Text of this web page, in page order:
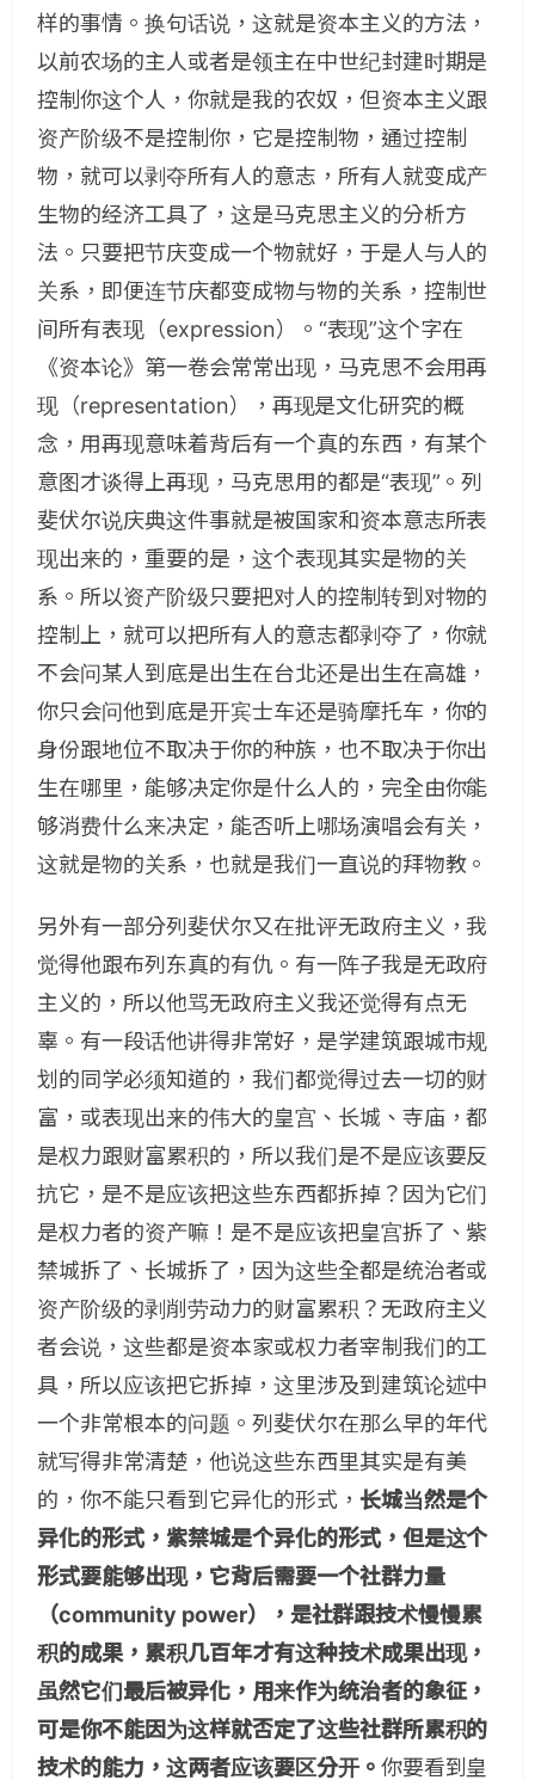
样的事情。换句话说，这就是资本主义的方法，
以前农场的主人或者是领主在中世纪封建时期是
控制你这个人，你就是我的农奴，但资本主义跟
资产阶级不是控制你，它是控制物，通过控制
物，就可以剥夺所有人的意志，所有人就变成产
生物的经济工具了，这是马克思主义的分析方
法。只要把节庆变成一个物就好，于是人与人的
关系，即便连节庆都变成物与物的关系，控制世
间所有表现（expression）。“表现”这个字在
《资本论》第一卷会常常出现，马克思不会用再
现（representation），再现是文化研究的概
念，用再现意味着背后有一个真的东西，有某个
意图才谈得上再现，马克思用的都是“表现”。列
斐伏尔说庆典这件事就是被国家和资本意志所表
现出来的，重要的是，这个表现其实是物的关
系。所以资产阶级只要把对人的控制转到对物的
控制上，就可以把所有人的意志都剥夺了，你就
不会问某人到底是出生在台北还是出生在高雄，
你只会问他到底是开宾士车还是骑摩托车，你的
身份跟地位不取决于你的种族，也不取决于你出
生在哪里，能够决定你是什么人的，完全由你能
够消费什么来决定，能否听上哪场演唱会有关，
这就是物的关系，也就是我们一直说的拜物教。
另外有一部分列斐伏尔又在批评无政府主义，我
觉得他跟布列东真的有仇。有一阵子我是无政府
主义的，所以他骂无政府主义我还觉得有点无
辜。有一段话他讲得非常好，是学建筑跟城市规
划的同学必须知道的，我们都觉得过去一切的财
富，或表现出来的伟大的皇宫、长城、寺庙，都
是权力跟财富累积的，所以我们是不是应该要反
抗它，是不是应该把这些东西都拆掉？因为它们
是权力者的资产嘛！是不是应该把皇宫拆了、紫
禁城拆了、长城拆了，因为这些全都是统治者或
资产阶级的剥削劳动力的财富累积？无政府主义
者会说，这些都是资本家或权力者宰制我们的工
具，所以应该把它拆掉，这里涉及到建筑论述中
一个非常根本的问题。列斐伏尔在那么早的年代
就写得非常清楚，他说这些东西里其实是有美
的，你不能只看到它异化的形式， 长城当然是个
异化的形式，紫禁城是个异化的形式，但是这个
形式要能够出现，它背后需要一个社群力量
（community power），是社群跟技术慢慢累
积的成果，累积几百年才有这种技术成果出现，
虽然它们最后被异化，用来作为统治者的象征，
可是你不能因为这样就否定了这些社群所累积的
技术的能力，这两者应该要区分开。 你要看到皇